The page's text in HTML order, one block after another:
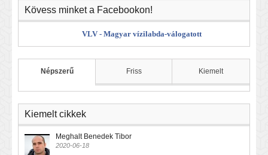
Kövess minket a Facebookon!
VLV - Magyar vízilabda-válogatott
Népszerű Friss Kiemelt
Kiemelt cikkek
Meghalt Benedek Tibor
2020-06-18